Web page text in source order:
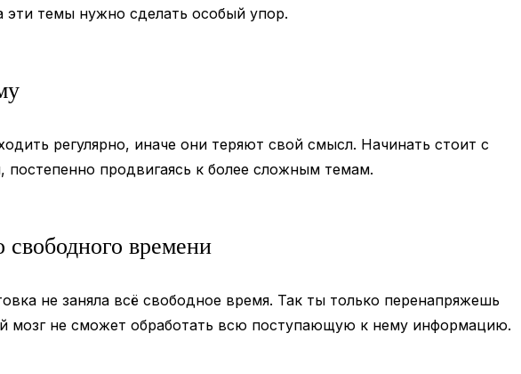
эти темы нужно сделать особый упор.
регулярно, иначе они теряют свой смысл. Начинать стоит с
постепенно продвигаясь к более сложным темам.
свободного времени
не заняла всё свободное время. Так ты только перенапряжешь
мозг не сможет обработать всю поступающую к нему информацию.